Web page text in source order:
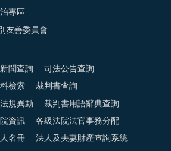
專區
友善委員會
聞查詢 司法公告查詢
檢索 裁判書查詢
規異動 裁判書用語辭典查詢
資訊 各級法院法官事務分配
名冊 法人及夫妻財產查詢系統